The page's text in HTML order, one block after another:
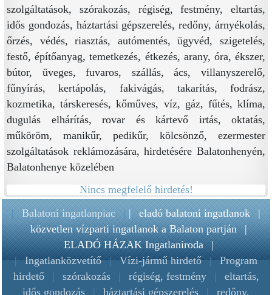
szolgáltatások, szórakozás, régiség, festmény, eltartás,
idős gondozás, háztartási gépszerelés, redőny, árnyékolás,
őrzés, védés, riasztás, autómentés, ügyvéd, szigetelés,
festő, építőanyag, temetkezés, étkezés, arany, óra, ékszer,
bútor, üveges, fuvaros, szállás, ács, villanyszerelő,
fűnyírás, kertápolás, fakivágás, takarítás, fodrász,
kozmetika, társkeresés, kőműves, víz, gáz, fűtés, klíma,
dugulás elhárítás, rovar és kártevő irtás, oktatás,
műköröm, manikűr, pedikűr, kölcsönző, ezermester
szolgáltatások reklámozására, hirdetésére Balatonhenyén,
Balatonhenye közelében
Nincs megfelelő hirdetés!
| Balatoni ingatlanpiac || eladó balatoni ingatlanok |
közvetlen vízparti ingatlanok a Balaton partján |
ELADÓ HÁZAK Ingatlaniroda |
| Ingatlanközvetítő | Vízi-jármű hirdető | Program
hirdető
| szórakozás | régiség, festmény |
eltartás,
idős gondozás
| háztartási gépszerelés | redőny,